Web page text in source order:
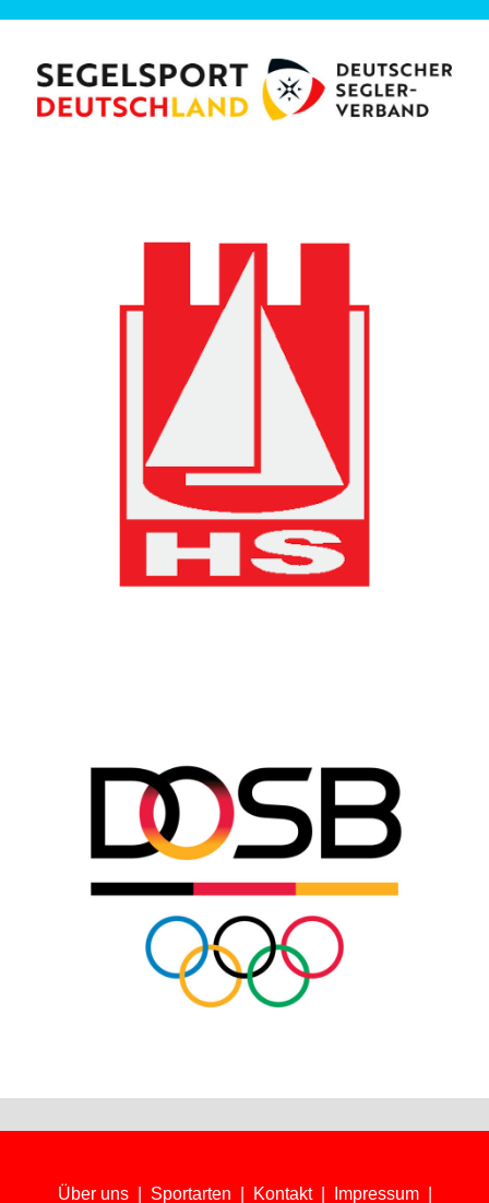
Über uns| Sportarten Kontakt| Impressum|